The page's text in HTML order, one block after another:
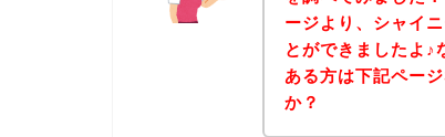
ージより、シャイ
とができましたよ♪
ある方は下記ペー
か？